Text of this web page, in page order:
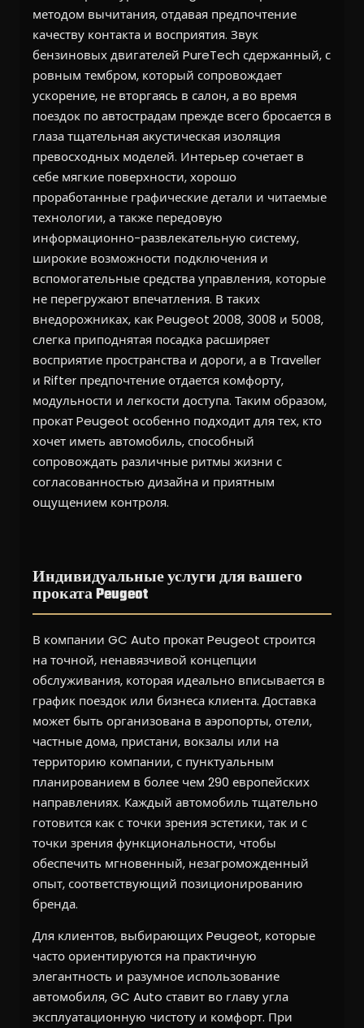
методом вычитания, отдавая предпочтение
качеству контакта и восприятия. Звук
бензиновых двигателей PureTech сдержанный, с
ровным тембром, который сопровождает
ускорение, не вторгаясь в салон, а во время
поездок по автострадам прежде всего бросается в
глаза тщательная акустическая изоляция
превосходных моделей. Интерьер сочетает в
себе мягкие поверхности, хорошо
проработанные графические детали и читаемые
технологии, а также передовую
информационно-развлекательную систему,
широкие возможности подключения и
вспомогательные средства управления, которые
не перегружают впечатления. В таких
внедорожниках, как Peugeot 2008, 3008 и 5008,
слегка приподнятая посадка расширяет
восприятие пространства и дороги, а в Traveller
и Rifter предпочтение отдается комфорту,
модульности и легкости доступа. Таким образом,
прокат Peugeot особенно подходит для тех, кто
хочет иметь автомобиль, способный
сопровождать различные ритмы жизни с
согласованностью дизайна и приятным
ощущением контроля.
Индивидуальные услуги для вашего
проката Peugeot
В компании GC Auto прокат Peugeot строится
на точной, ненавязчивой концепции
обслуживания, которая идеально вписывается в
график поездок или бизнеса клиента. Доставка
может быть организована в аэропорты, отели,
частные дома, пристани, вокзалы или на
территорию компании, с пунктуальным
планированием в более чем 290 европейских
направлениях. Каждый автомобиль тщательно
готовится как с точки зрения эстетики, так и с
точки зрения функциональности, чтобы
обеспечить мгновенный, незагроможденный
опыт, соответствующий позиционированию
бренда.
Для клиентов, выбирающих Peugeot, которые
часто ориентируются на практичную
элегантность и разумное использование
автомобиля, GC Auto ставит во главу угла
эксплуатационную чистоту и комфорт. При